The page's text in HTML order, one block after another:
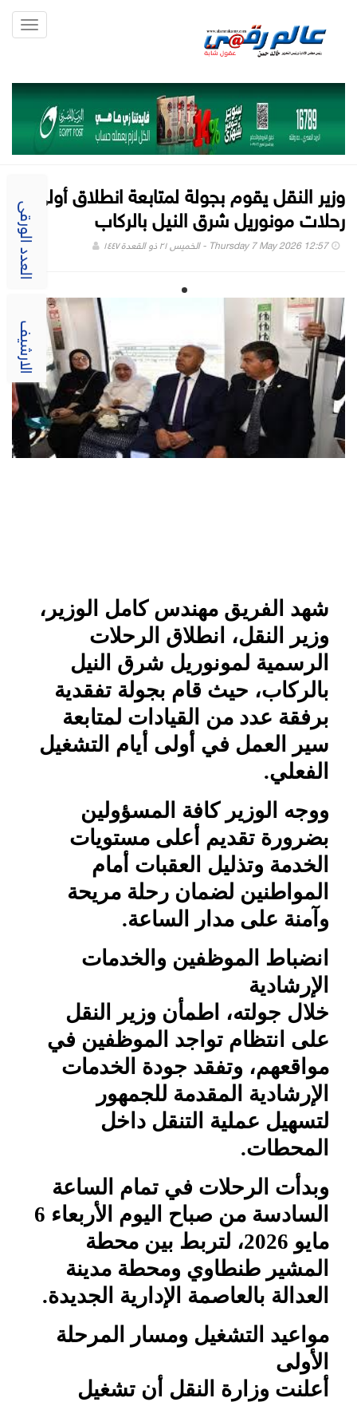
العدد الورقى
الارشيف
وزير النقل يقوم بجولة لمتابعة انطلاق أولى
رحلات مونوريل شرق النيل بالركاب
Thursday 7 May 2026 12:57 - الخميس ٢١ ذو القعدة ١٤٤٧
شهد الفريق مهندس كامل الوزير،
وزير النقل، انطلاق الرحلات
الرسمية لمونوريل شرق النيل
بالركاب، حيث قام بجولة تفقدية
برفقة عدد من القيادات لمتابعة
سير العمل في أولى أيام التشغيل
الفعلي.
ووجه الوزير كافة المسؤولين
بضرورة تقديم أعلى مستويات
الخدمة وتذليل العقبات أمام
المواطنين لضمان رحلة مريحة
وآمنة على مدار الساعة.
انضباط الموظفين والخدمات
الإرشادية
خلال جولته، اطمأن وزير النقل
على انتظام تواجد الموظفين في
مواقعهم، وتفقد جودة الخدمات
الإرشادية المقدمة للجمهور
لتسهيل عملية التنقل داخل
المحطات.
وبدأت الرحلات في تمام الساعة
السادسة من صباح اليوم الأربعاء 6
مايو 2026، لتربط بين محطة
المشير طنطاوي ومحطة مدينة
العدالة بالعاصمة الإدارية الجديدة.
مواعيد التشغيل ومسار المرحلة
الأولى
أعلنت وزارة النقل أن تشغيل